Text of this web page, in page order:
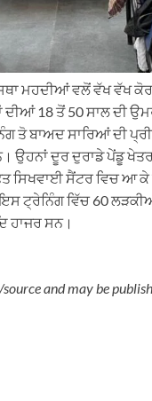
ਮਹਦੀਆਂ ਵਲੋਂ ਵੱਖ ਵੱਖ
18 ਤੋਂ 50 ਸਾਲ ਦੀ
ਤੋ ਬਾਅਦ ਸਾਰਿਆਂ ਦੀ
ਉਹਨਾਂ ਦੂਰ ਦੁਰਾਡੇ ਪੇਂਡੂ
ਸਿਖਵਾਈ ਸੈਂਟਰ ਵਿਚ ਆ
ਟ੍ਰੇਨਿੰਗ ਵਿੱਚ 60
ਹਾਜਰ ਸਨ।
and may be